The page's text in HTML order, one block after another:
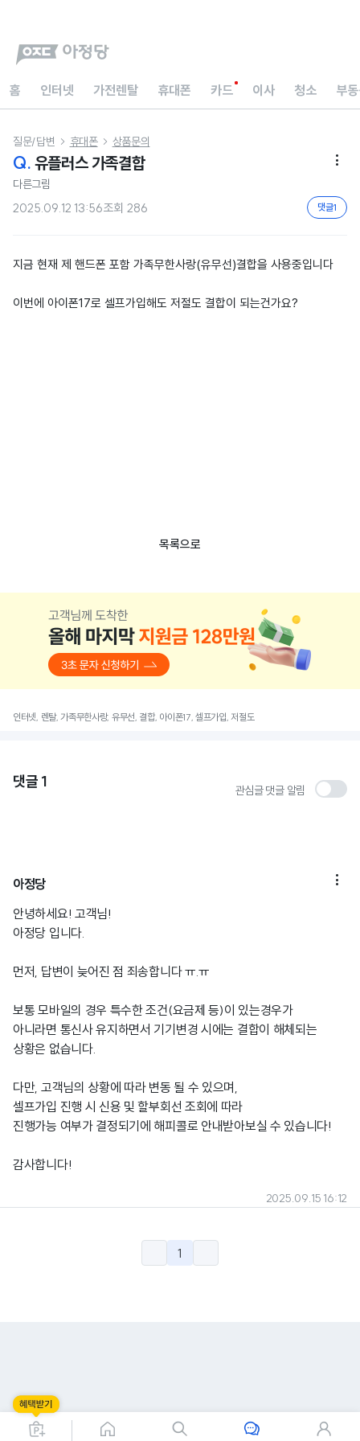
홈 인터넷 가전렌탈 휴대폰 카드 이사 청소 부
질문/답변  휴대폰  상품문의
Q. 유플러스 가족결합 
다른그림
2025.09.12 13:56조회 286 댓글1
지금 현재 제 핸드폰 포함 가족무한사랑(유무선)결합을 사용중입니다
이번에 아이폰17로 셀프가입해도 저절도 결합이 되는건가요?
목록으로
인터넷, 렌탈, 가족무한사랑, 유무선, 결합, 아이폰17, 셀프가입, 저절도
댓글 1 관심글 댓글 알림
아정당 
안녕하세요! 고객님!
아정당 입니다.
먼저, 답변이 늦어진 점 죄송합니다 ㅠ.ㅠ
보통 모바일의 경우 특수한 조건(요금제 등)이 있는경우가
아니라면 통신사 유지하면서 기기변경 시에는 결합이 해체되는
상황은 없습니다.
다만, 고객님의 상황에 따라 변동 될 수 있으며,
셀프가입 진행 시 신용 및 할부회선 조회에 따라
진행가능 여부가 결정되기에 해피콜로 안내받아보실 수 있습니다!
감사합니다!
2025.09.15 16:12
1